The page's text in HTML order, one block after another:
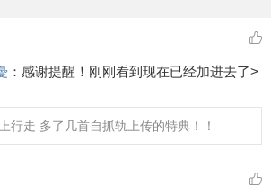
： 感谢提醒！刚刚看到现在已经加进去了>
行走 多了几首自抓轨上传的特典！！